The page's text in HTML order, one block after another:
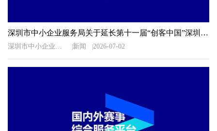
深圳市中小企业服务局关于延长第十一届“创客中国”深圳市中小企业创新创业大赛暨“专精特新”企业创新创业大赛报名时间的通知
深圳市中小企业服务局 新闻 2026-07-02